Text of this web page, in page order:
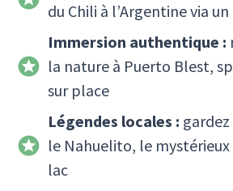
du Chili à l’Argentine via
Immersion authentique :
la nature à Puerto Blest,
sur place
Légendes locales :
le Nahuelito, le mystérieux
lac